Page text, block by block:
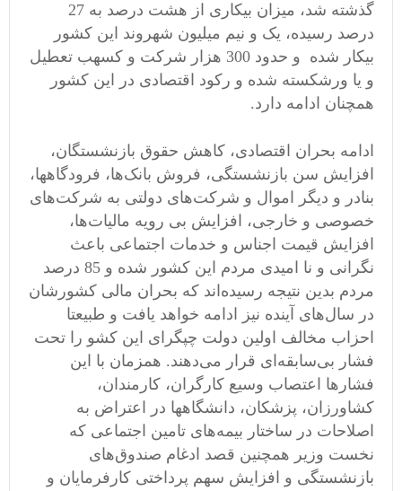
گذشته شد، میزان بیکاری از هشت درصد به 27
درصد رسیده، یک و نیم میلیون شهروند این کشور
بیکار شده و حدود 300 هزار شرکت و کسهب تعطیل
و یا ورشکسته شده و رکود اقتصادی در این کشور
همچنان ادامه دارد.
ادامه بحران اقتصادی، کاهش حقوق بازنشستگان،
افزایش سن بازنشستگی، فروش بانک‌ها، فرودگاهها،
بنادر و دیگر اموال و شرکت‌های دولتی به شرکت‌های
خصوصی و خارجی، افزایش بی رویه مالیات‌ها،
افزایش قیمت اجناس و خدمات اجتماعی باعث
نگرانی و نا امیدی مردم این کشور شده و 85 درصد
مردم بدین نتیجه رسیده‌اند که بحران مالی کشورشان
در سال‌های آینده نیز ادامه خواهد یافت و طبیعتا
احزاب مخالف اولین دولت چپگرای این کشو را تحت
فشار بی‌سابقه‌ای قرار می‌دهند. همزمان با این
فشارها اعتصاب وسیع کارگران، کارمندان،
کشاورزان، پزشکان، دانشگاهها در اعتراض به
اصلاحات در ساختار بیمه‌های تامین اجتماعی که
نخست وزیر همچنین قصد ادغام صندوق‌های
بازنشستگی و افزایش سهم پرداختی کارفرمایان و